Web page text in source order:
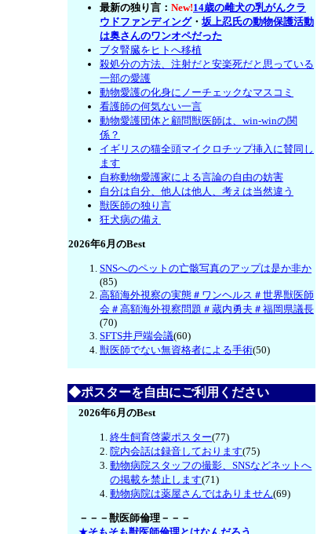
最新の独り言： New!14歳の雌犬の乳がんクラ
ウドファンディング・坂上忍氏の動物保護活動
は奥さんのワンオペだった
ブタ腎臓をヒトへ移植
殺処分の方法、注射だと安楽死だと思っている
一部の愛護
動物愛護の化身にノーチェックなマスコミ
看護師の何気ない一言
動物愛護団体と顧問獣医師は、win-winの関
係？
イギリスの猫全頭マイクロチップ挿入に賛同し
ます
自称動物愛護家による言論の自由の妨害
自分は自分、他人は他人、考えは当然違う
獣医師の独り言
狂犬病の備え
2026年6月のBest
SNSへのペットの亡骸写真のアップは是か非か
(85)
高額海外視察の実態＃ワンヘルス＃世界獣医師
会＃高額海外視察問題＃蔵内勇夫＃福岡県議長
(70)
SFTS井戸端会議(60)
獣医師でない無資格者による手術(50)
◆ポスターを自由にご利用ください
2026年6月のBest
終生飼育啓蒙ポスター(77)
院内会話は録音しております(75)
動物病院スタッフの撮影、SNSなどネットへ
の掲載を禁止します(71)
動物病院は薬屋さんではありません(69)
－－－獣医師倫理－－－